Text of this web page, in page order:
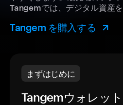
Tangemでは、デジタル資産
Tangem を購入する
まずはじめに
Tangemウォレッ